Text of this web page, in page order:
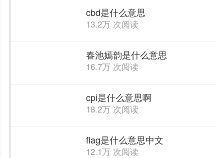
cbd是什么意思
13.2万 次阅读
春池嫣韵是什么意思
16.7万 次阅读
cpi是什么意思啊
18.2万 次阅读
flag是什么意思中文
12.1万 次阅读